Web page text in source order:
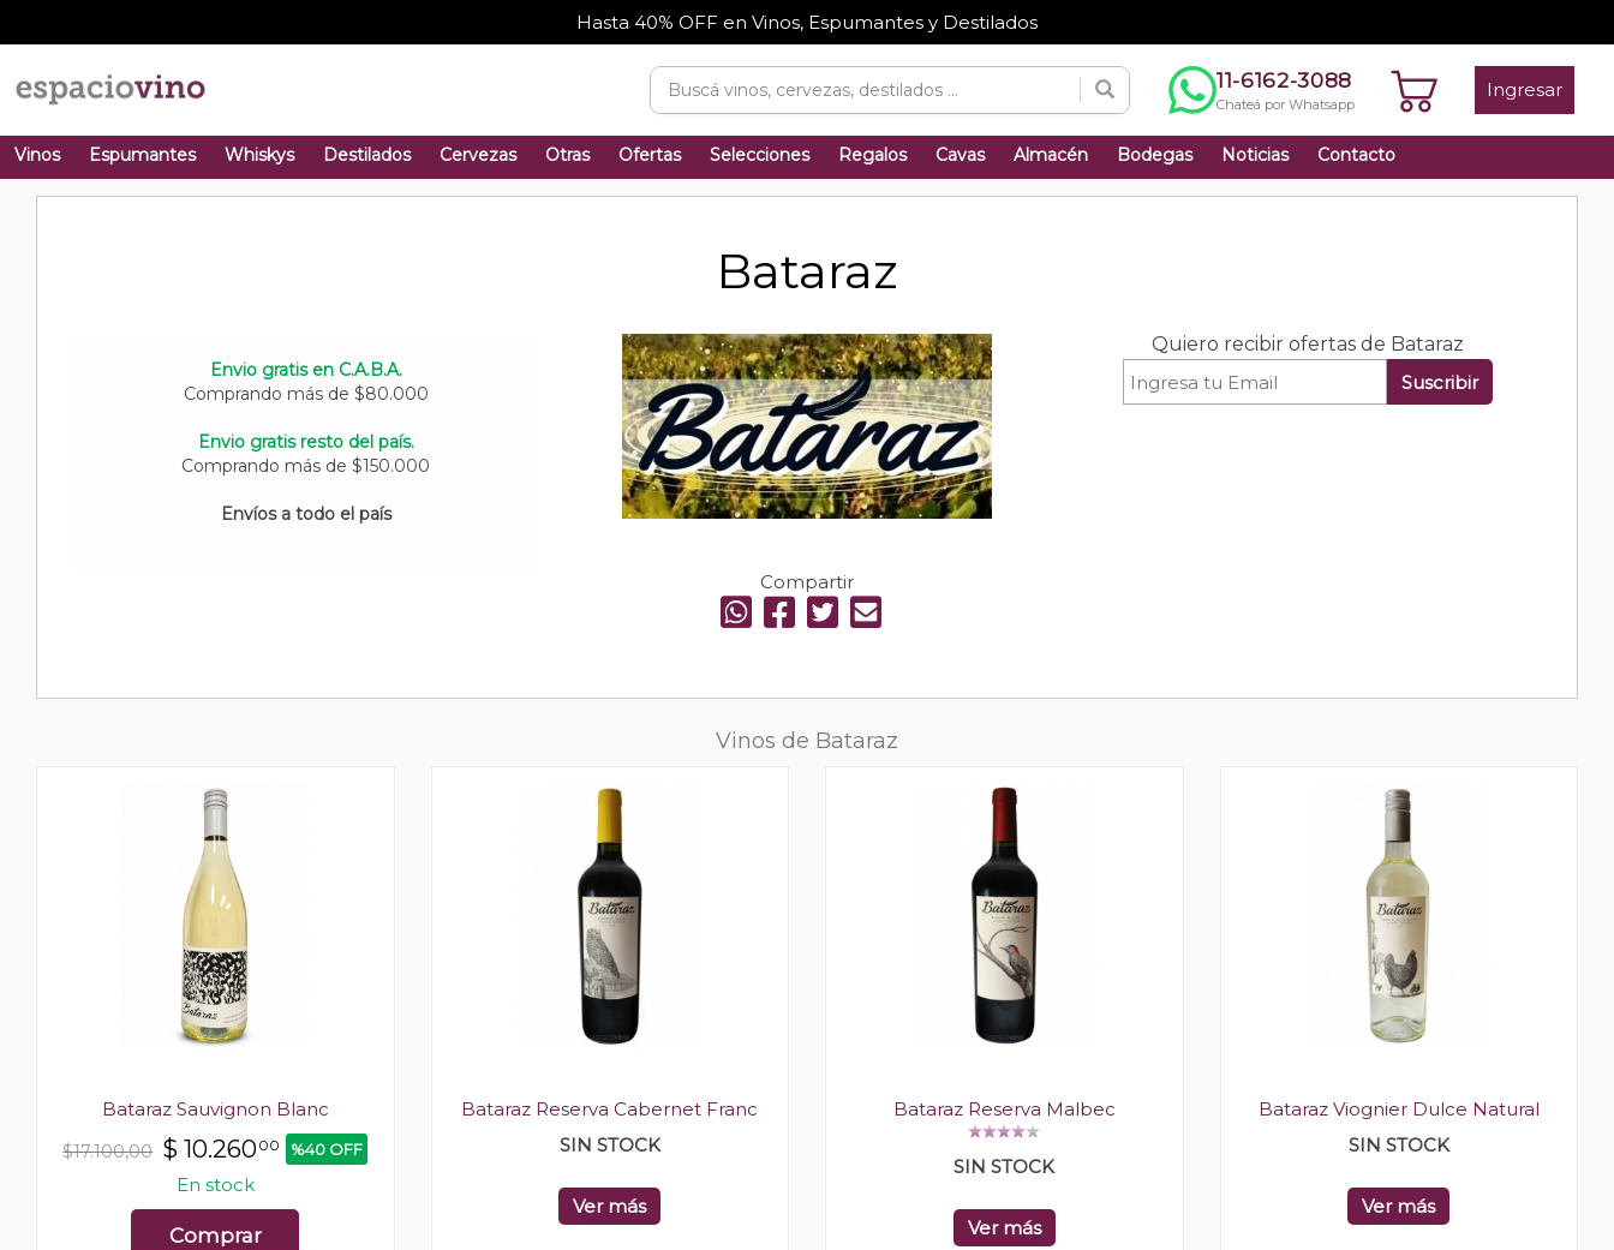
Hasta 40% OFF en Vinos, Espumantes y Destilados
11-6162-3088
Chateá por Whatsapp
Ingresar
Vinos Espumantes Whiskys Destilados Cervezas Otras Ofertas Selecciones Regalos Cavas Almacén Bodegas Noticias Contacto
Bataraz
Envio gratis en C.A.B.A.
Comprando más de $80.000
Envio gratis resto del país.
Comprando más de $150.000
Envíos a todo el país
Compartir
Quiero recibir ofertas de Bataraz
Suscribir
Vinos de Bataraz
Bataraz Sauvignon Blanc
$17.100,00 $10.26000 %40 OFF
En stock
Comprar
Bataraz Reserva Cabernet Franc
SIN STOCK
Ver más
Bataraz Reserva Malbec
SIN STOCK
Ver más
Bataraz Viognier Dulce Natural
SIN STOCK
Ver más